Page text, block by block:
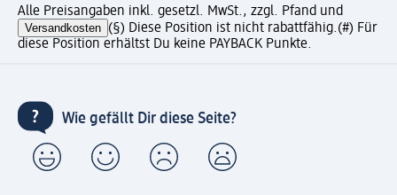
Alle Preisangaben inkl. gesetzl. MwSt., zzgl. Pfand und
Versandkosten (§) Diese Position ist nicht rabattfähig.(#) Für
diese Position erhältst Du keine PAYBACK Punkte.
Wie gefällt Dir diese Seite?